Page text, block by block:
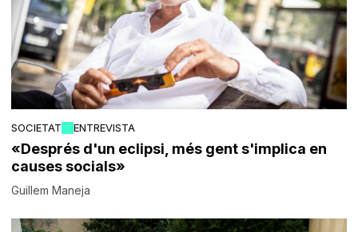
SOCIETAT ENTREVISTA
«Després d'un eclipsi, més gent s'implica en
causes socials»
Guillem Maneja